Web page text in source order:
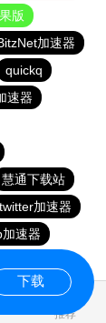
版
加速器
quickq
速器
慧通下载站
twitter加速器
加速器
推荐
下载
1.781732s